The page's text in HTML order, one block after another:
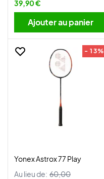
39,90 €
Ajouter au panier
- 13%
Yonex Astrox 77 Play
Au lieu de: 60,00